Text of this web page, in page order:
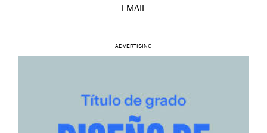
EMAIL
ADVERTISING